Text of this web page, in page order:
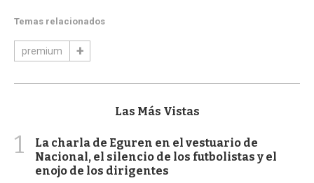
Temas relacionados
premium
Las Más Vistas
1
La charla de Eguren en el vestuario de
Nacional, el silencio de los futbolistas y el
enojo de los dirigentes